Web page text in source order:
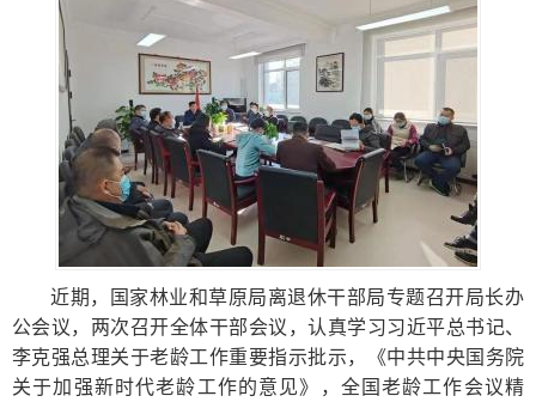
近期，国家林业和草原局离退休干部局专题召开局长办
公会议，两次召开全体干部会议，认真学习习近平总书记、
李克强总理关于老龄工作重要指示批示，《中共中央国务院
关于加强新时代老龄工作的意见》，全国老龄工作会议精